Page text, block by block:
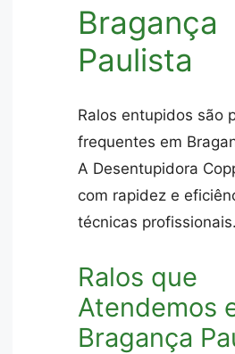
Bragança
Paulista
Ralos entupidos são
frequentes em
A Desentupidora
com rapidez e
técnicas profissionais.
Ralos que
Atendemos
Bragança